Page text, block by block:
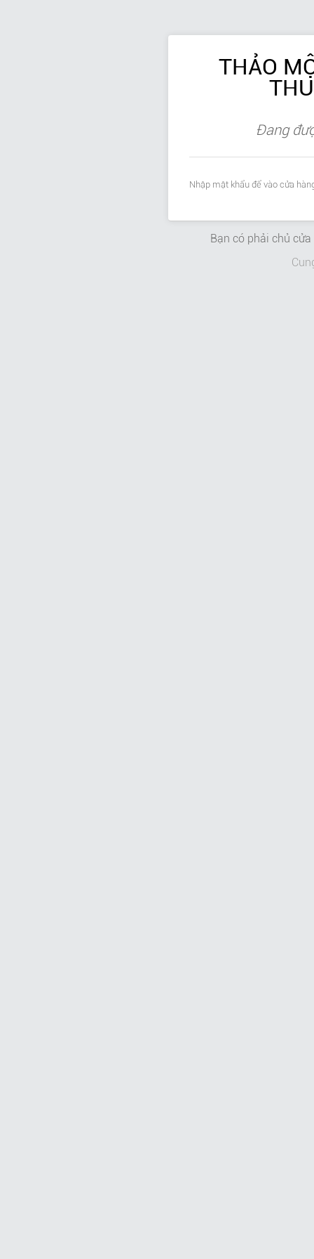
THẢO
Đang
Nhập mật khẩu để vào cửa
Bạn có phải chủ